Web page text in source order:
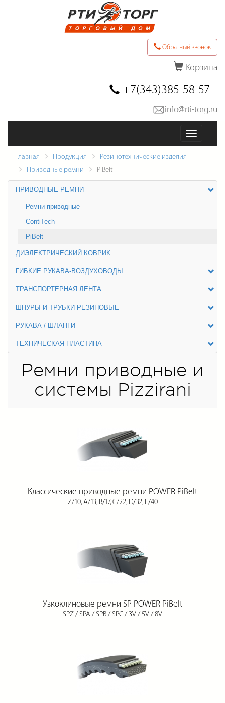
Обратный звонок
Корзина
Последние товары в заказе
Оформить заказ
+7(343)385-58-57
info@rti-torg.ru
Меню
Главная Продукция
Резинотехнические изделия
Приводные ремни
PiBelt
ПРИВОДНЫЕ РЕМНИ
Ремни приводные
ContiTech
PiBelt
ДИЭЛЕКТРИЧЕСКИЙ КОВРИК
ГИБКИЕ РУКАВА-ВОЗДУХОВОДЫ
ТРАНСПОРТЕРНАЯ ЛЕНТА
ШНУРЫ И ТРУБКИ РЕЗИНОВЫЕ
РУКАВА / ШЛАНГИ
ТЕХНИЧЕСКАЯ ПЛАСТИНА
Ремни приводные и
системы Pizzirani
Классические приводные ремни POWER PiBelt
Z/10, A/13, B/17, С/22, D/32, E/40
Узкоклиновые ремни SP POWER PiBelt
SPZ / SPA / SPB / SPC / 3V / 5V / 8V